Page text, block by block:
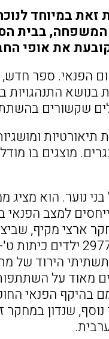
זאת במיוחד
המשפחה, בבית
את אופי
הפנאי. ספר
עומד על תיאוריות
שקשורים
מוצגים בו
נוער. הוא מציג
למצב
מחקר זה, שבו השתתפו 3240
הירוד של
על השתתפות
בהיקף הפנאי
שנדון